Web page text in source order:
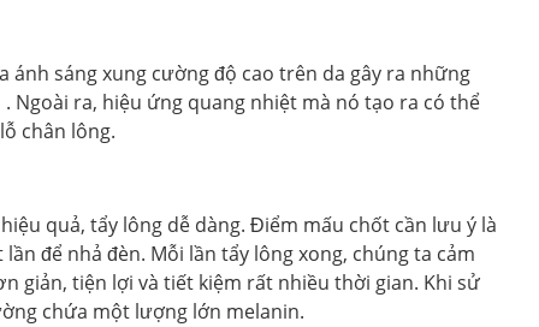
ánh sáng xung cường độ cao trên da gây ra những
Ngoài ra, hiệu ứng quang nhiệt mà nó tạo ra có thể
chân lông.
quả, tẩy lông dễ dàng. Điểm mấu chốt cần lưu ý là
để nhả đèn. Mỗi lần tẩy lông xong, chúng ta cảm
giản, tiện lợi và tiết kiệm rất nhiều thời gian. Khi sử
chứa một lượng lớn melanin.